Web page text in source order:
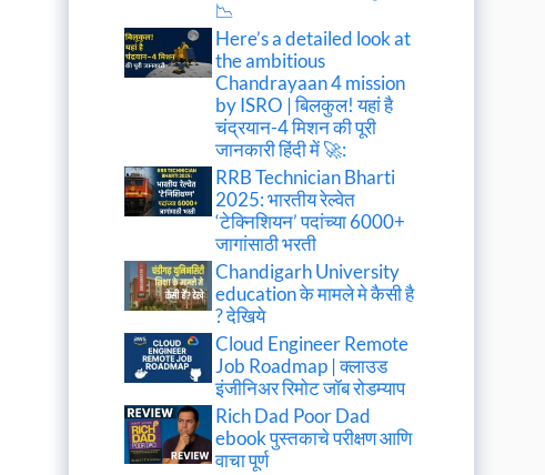
📉
Here’s a detailed look at
the ambitious
Chandrayaan 4 mission
by ISRO | बिलकुल! यहां है
चंद्रयान-4 मिशन की पूरी
जानकारी हिंदी में 🚀:
RRB Technician Bharti
2025: भारतीय रेल्वेत
‘टेक्निशियन’ पदांच्या 6000+
जागांसाठी भरती
Chandigarh University
education के मामले मे कैसी है
? देखिये
Cloud Engineer Remote
Job Roadmap | क्लाउड
इंजीनिअर रिमोट जॉब रोडम्याप
Rich Dad Poor Dad
ebook पुस्तकाचे परीक्षण आणि
वाचा पूर्ण